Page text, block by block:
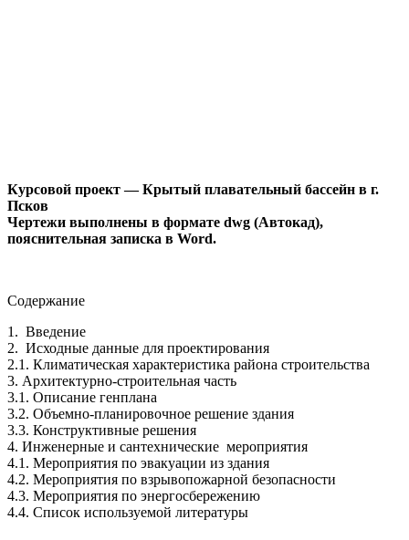
Курсовой проект — Крытый плавательный бассейн в г.
Псков
Чертежи выполнены в формате dwg (Автокад),
пояснительная записка в Word.
Содержание
1. Введение
2. Исходные данные для проектирования
2.1. Климатическая характеристика района строительства
3. Архитектурно-строительная часть
3.1. Описание генплана
3.2. Объемно-планировочное решение здания
3.3. Конструктивные решения
4. Инженерные и сантехнические мероприятия
4.1. Мероприятия по эвакуации из здания
4.2. Мероприятия по взрывопожарной безопасности
4.3. Мероприятия по энергосбережению
4.4. Список используемой литературы